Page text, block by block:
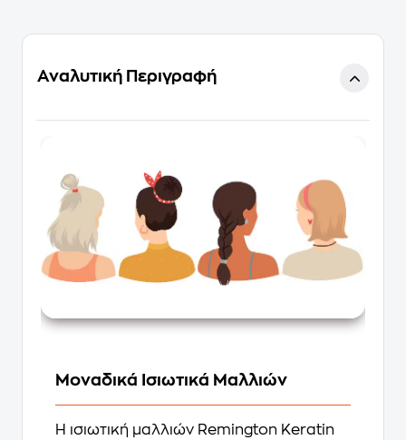
Αναλυτική Περιγραφή
Μοναδικά Ισιωτικά Μαλλιών
Η ισιωτική μαλλιών Remington Keratin